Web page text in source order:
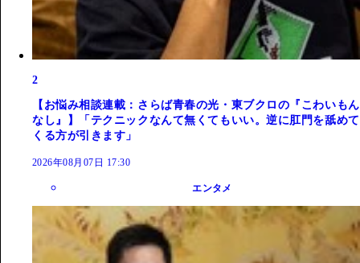
2
【お悩み相談連載：さらば青春の光・東ブクロの『こわいもん
なし』】「テクニックなんて無くてもいい。逆に肛門を舐めて
くる方が引きます」
2026年08月07日 17:30
エンタメ